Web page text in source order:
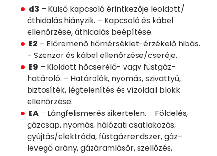
d3 – Külső kapcsoló érintkezője leoldott/
áthidalás hiányzik. – Kapcsoló és kábel
ellenőrzése, áthidalás beépítése.
E2 – Előremenő hőmérséklet-érzékelő hibás.
– Szenzor és kábel ellenőrzése/cseréje.
E9 – Kioldott hőcserélő- vagy füstgáz-
határoló. – Határolók, nyomás, szivattyú,
biztosíték, légtelenítés és vízoldali blokk
ellenőrzése.
EA – Lángfelismerés sikertelen. – Földelés,
gázcsap, nyomás, hálózati csatlakozás,
gyújtás/elektróda, füstgázrendszer, gáz–
levegő arány, gázáramlásőr, szellőzés,